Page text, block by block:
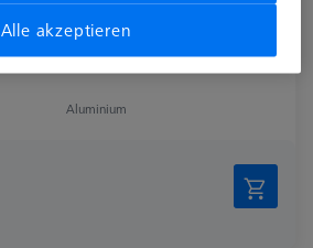
Aluminium
Alle akzeptieren